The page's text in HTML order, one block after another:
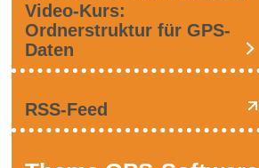
Video-Kurs:
Ordnerstruktur für GPS-
Daten
RSS-Feed